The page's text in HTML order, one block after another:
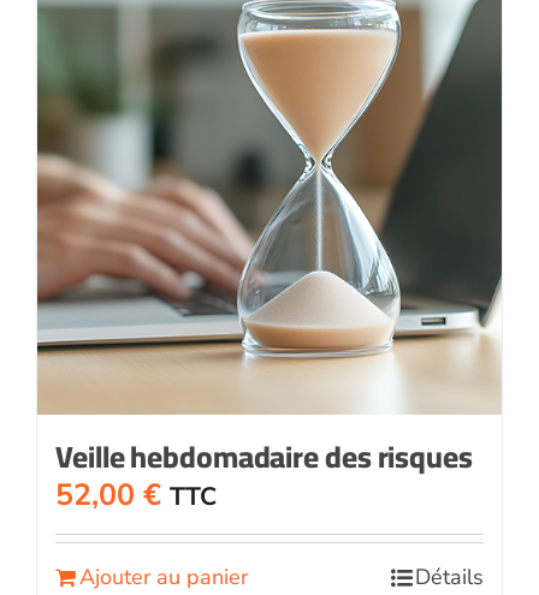
Veille hebdomadaire des risques
52,00 € TTC
Ajouter au panier Détails